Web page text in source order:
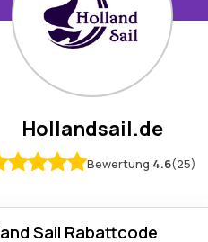
Hollandsail.de
Bewertung 4.6(25)
Sail Rabattcode